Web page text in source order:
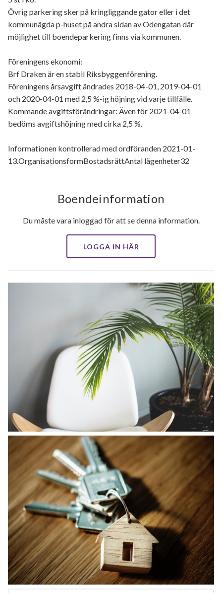
Övrig parkering sker på kringliggande gator eller i det
kommunägda p-huset på andra sidan av Odengatan där
möjlighet till boendeparkering finns via kommunen.
Föreningens ekonomi:
Brf Draken är en stabil Riksbyggenförening.
Föreningens årsavgift ändrades 2018-04-01, 2019-04-01
och 2020-04-01 med 2,5 %-ig höjning vid varje tillfälle.
Kommande avgiftsförändringar: Även för 2021-04-01
bedöms avgiftshöjning med cirka 2,5 %.
Informationen kontrollerad med ordföranden 2021-01-
13.OrganisationsformBostadsrättAntal lägenheter32
Boendeinformation
Du måste vara inloggad för att se denna information.
LOGGA IN HÄR